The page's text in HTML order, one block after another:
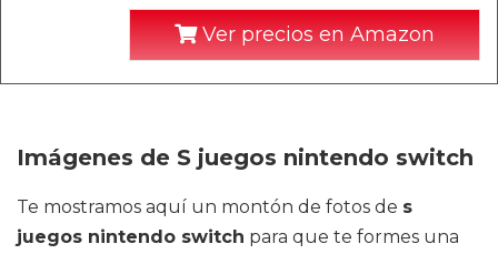
Ver precios en Amazon
Imágenes de S juegos nintendo switch
Te mostramos aquí un montón de fotos de s
juegos nintendo switch para que te formes una